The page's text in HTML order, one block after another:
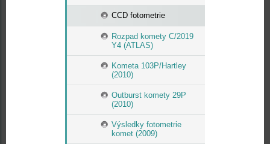
CCD fotometrie
Rozpad komety C/2019
Y4 (ATLAS)
Kometa 103P/Hartley
(2010)
Outburst komety 29P
(2010)
Výsledky fotometrie
komet (2009)